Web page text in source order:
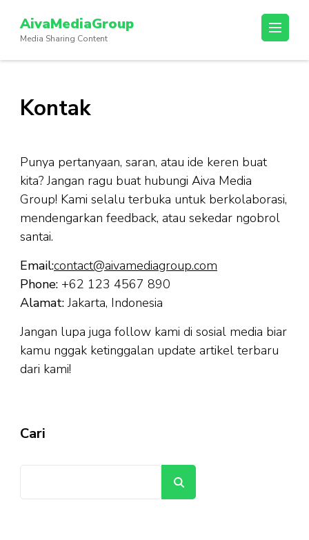
konten
(Tekan
AivaMediaGroup
Media Sharing Content
Kontak
Punya pertanyaan, saran, atau ide keren buat
kita? Jangan ragu buat hubungi Aiva Media
Group! Kami selalu terbuka untuk berkolaborasi,
mendengarkan feedback, atau sekedar ngobrol
santai.
Email:contact@aivamediagroup.com
Phone: +62 123 4567 890
Alamat: Jakarta, Indonesia
Jangan lupa juga follow kami di sosial media biar
kamu nggak ketinggalan update artikel terbaru
dari kami!
Cari